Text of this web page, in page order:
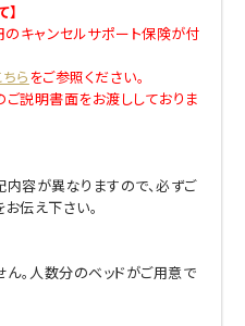
キャンセルサポート保険が付
ちらをご参照ください。
説明書面をお渡ししておりま
容が異なりますので、必ずご
伝え下さい。
ん。人数分のベッドがご用意で